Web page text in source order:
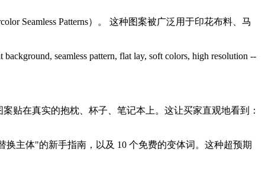
Seamless Patterns）。 这种图案被广泛用于印花布料、马
seamless pattern, flat lay, soft colors, high resolution --
贴在真实的抱枕、杯子、笔记本上。这让买家直观地看到：
主体"的新手指南，以及 10 个免费的变体词。这种超预期